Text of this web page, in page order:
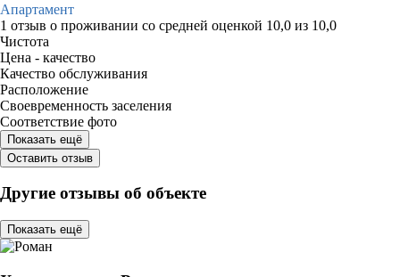
Апартамент
1 отзыв о проживании со средней оценкой 10,0 из 10,0
Чистота
Цена - качество
Качество обслуживания
Расположение
Своевременность заселения
Соответствие фото
Показать ещё
Оставить отзыв
Другие отзывы об объекте
Показать ещё